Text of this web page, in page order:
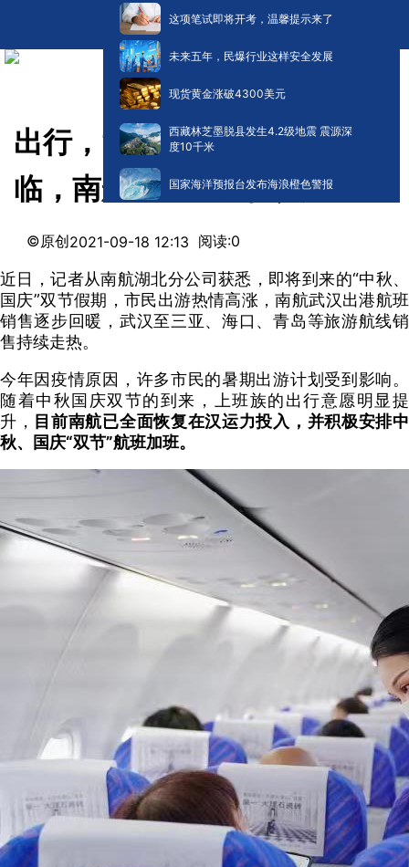
这项笔试即将开考，温馨提示来了
未来五年，民爆行业这样安全发展
现货黄金涨破4300美元
西藏林芝墨脱县发生4.2级地震 震源深
度10千米
国家海洋预报台发布海浪橙色警报
出行，“飞”比寻常：“双节”来
临，南航增加运力投入
©原创2021-09-18 12:13 阅读:0
近日，记者从南航湖北分公司获悉，即将到来的“中秋、
国庆”双节假期，市民出游热情高涨，南航武汉出港航班
销售逐步回暖，武汉至三亚、海口、青岛等旅游航线销
售持续走热。
今年因疫情原因，许多市民的暑期出游计划受到影响。
随着中秋国庆双节的到来，上班族的出行意愿明显提
升， 目前南航已全面恢复在汉运力投入，并积极安排中
秋、国庆“双节”航班加班。